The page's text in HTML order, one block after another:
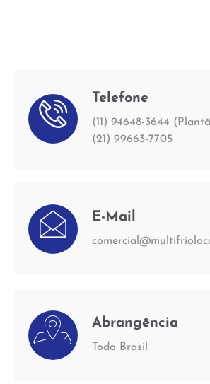
Telefone
(11) 94648-3644
(21) 99663-7705
E-Mail
Abrangência
Todo Brasil